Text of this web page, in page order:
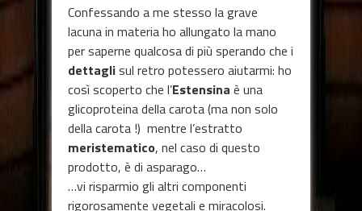
Confessando a me stesso la grave
lacuna in materia ho allungato la mano
per saperne qualcosa di più sperando che i
dettaglisul retro potessero aiutarmi: ho
così scoperto che l’Estensina è una
glicoproteina della carota (ma non solo
della carota !) mentre l’estratto
meristematico, nel caso di questo
prodotto, è di asparago…
…vi risparmio gli altri componenti
rigorosamente vegetali e miracolosi.